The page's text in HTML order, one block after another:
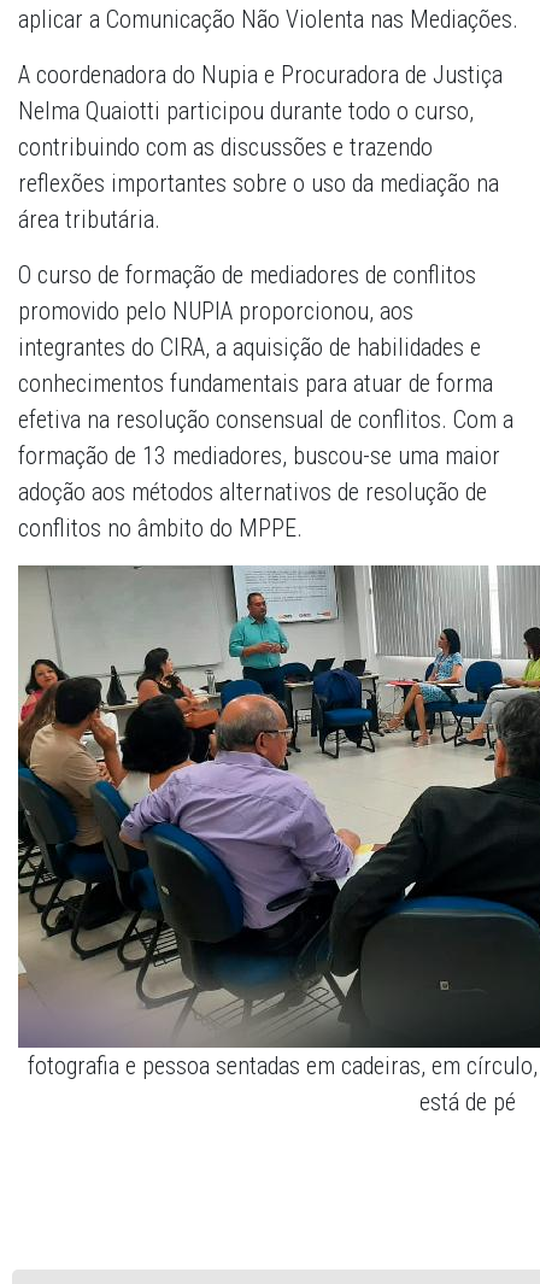
aplicar a Comunicação Não Violenta nas Mediações.
A coordenadora do Nupia e Procuradora de Justiça
Nelma Quaiotti participou durante todo o curso,
contribuindo com as discussões e trazendo
reflexões importantes sobre o uso da mediação na
área tributária.
O curso de formação de mediadores de conflitos
promovido pelo NUPIA proporcionou, aos
integrantes do CIRA, a aquisição de habilidades e
conhecimentos fundamentais para atuar de forma
efetiva na resolução consensual de conflitos. Com a
formação de 13 mediadores, buscou-se uma maior
adoção aos métodos alternativos de resolução de
conflitos no âmbito do MPPE.
fotografia e pessoa sentadas em cadeiras, em
está de pé